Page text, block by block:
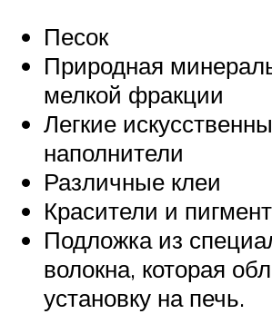
Песок
Природная
мелкой фракции
Легкие
наполнители
Различные клеи
Красители и
Подложка из
волокна, которая
установку на печь.